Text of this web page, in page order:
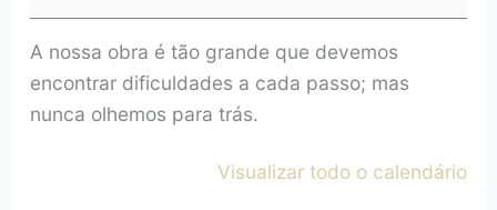
A nossa obra é tão grande que devemos
encontrar dificuldades a cada passo; mas
nunca olhemos para trás.
Visualizar todo o calendário